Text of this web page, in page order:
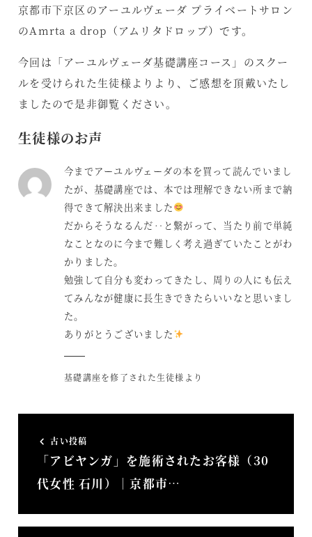
京都市下京区のアーユルヴェーダ プライベートサロン
のAmrta a drop（アムリタドロップ）です。
今回は「アーユルヴェーダ基礎講座コース」のスクー
ルを受けられた生徒様よりより、ご感想を頂戴いたし
ましたので是非御覧ください。
生徒様のお声
今までアーユルヴェーダの本を買って読んでいまし
たが、基礎講座では、本では理解できない所まで納
得できて解決出来ました
だからそうなるんだ‥と繋がって、当たり前で単純
なことなのに今まで難しく考え過ぎていたことがわ
かりました。
勉強して自分も変わってきたし、周りの人にも伝え
てみんなが健康に長生きできたらいいなと思いまし
た。
ありがとうございました
基礎講座を修了された生徒様より
古い投稿
「アビヤンガ」を施術されたお客様（30
代女性 石川）｜京都市…